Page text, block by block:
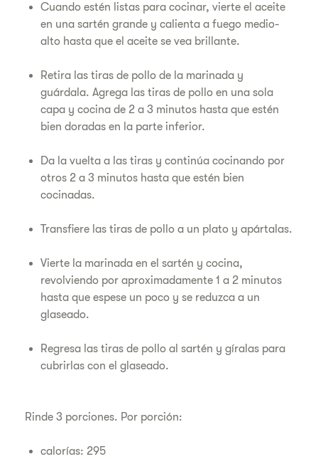
Cuando estén listas para cocinar, vierte el aceite
en una sartén grande y calienta a fuego medio-
alto hasta que el aceite se vea brillante.
Retira las tiras de pollo de la marinada y
guárdala. Agrega las tiras de pollo en una sola
capa y cocina de 2 a 3 minutos hasta que estén
bien doradas en la parte inferior.
Da la vuelta a las tiras y continúa cocinando por
otros 2 a 3 minutos hasta que estén bien
cocinadas.
Transfiere las tiras de pollo a un plato y apártalas.
Vierte la marinada en el sartén y cocina,
revolviendo por aproximadamente 1 a 2 minutos
hasta que espese un poco y se reduzca a un
glaseado.
Regresa las tiras de pollo al sartén y gíralas para
cubrirlas con el glaseado.
Rinde 3 porciones. Por porción:
calorías: 295